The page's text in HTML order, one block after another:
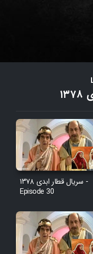
Film
Film
Film
سریال قطار ابدی ۱۳۷۸ -
Episode 30